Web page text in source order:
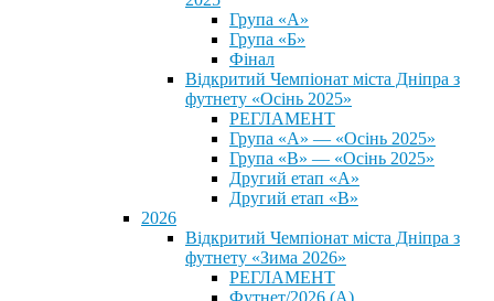
Група «А»
Група «Б»
Фінал
Відкритий Чемпіонат міста Дніпра з
футнету «Осінь 2025»
РЕГЛАМЕНТ
Група «А» — «Осінь 2025»
Група «В» — «Осінь 2025»
Другий етап «А»
Другий етап «В»
2026
Відкритий Чемпіонат міста Дніпра з
футнету «Зима 2026»
РЕГЛАМЕНТ
Футнет/2026 (А)